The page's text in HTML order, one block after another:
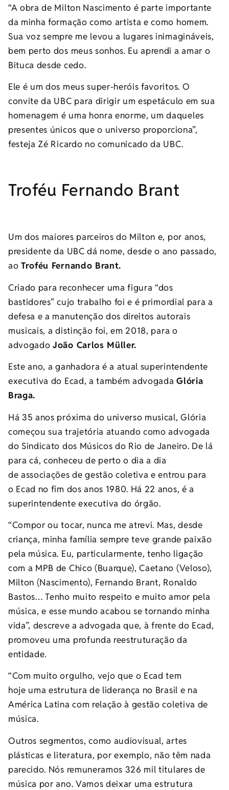
“A obra de Milton Nascimento é parte importante
da minha formação como artista e como homem.
Sua voz sempre me levou a lugares inimagináveis,
bem perto dos meus sonhos. Eu aprendi a amar o
Bituca desde cedo.
Ele é um dos meus super-heróis favoritos. O
convite da UBC para dirigir um espetáculo em sua
homenagem é uma honra enorme, um daqueles
presentes únicos que o universo proporciona”,
festeja Zé Ricardo no comunicado da UBC.
Troféu Fernando Brant
Um dos maiores parceiros do Milton e, por anos,
presidente da UBC dá nome, desde o ano passado,
aoTroféu Fernando Brant.
Criado para reconhecer uma figura “dos
bastidores” cujo trabalho foi e é primordial para a
defesa e a manutenção dos direitos autorais
musicais, a distinção foi, em 2018, para o
advogadoJoão Carlos Müller.
Este ano, a ganhadora é a atual superintendente
executiva do Ecad, a também advogadaGlória
Braga.
Há 35 anos próxima do universo musical, Glória
começou sua trajetória atuando como advogada
do Sindicato dos Músicos do Rio de Janeiro. De lá
para cá, conheceu de perto o dia a dia
de associações de gestão coletiva e entrou para
o Ecad no fim dos anos 1980. Há 22 anos, é a
superintendente executiva do órgão.
“Compor ou tocar, nunca me atrevi. Mas, desde
criança, minha família sempre teve grande paixão
pela música. Eu, particularmente, tenho ligação
com a MPB de Chico (Buarque), Caetano (Veloso),
Milton (Nascimento), Fernando Brant, Ronaldo
Bastos… Tenho muito respeito e muito amor pela
música, e esse mundo acabou se tornando minha
vida”, descreve a advogada que, à frente do Ecad,
promoveu uma profunda reestruturação da
entidade.
“Com muito orgulho, vejo que o Ecad tem
hoje uma estrutura de liderança no Brasil e na
América Latina com relação à gestão coletiva de
música.
Outros segmentos, como audiovisual, artes
plásticas e literatura, por exemplo, não têm nada
parecido. Nós remuneramos 326 mil titulares de
música por ano. Vamos deixar uma estrutura